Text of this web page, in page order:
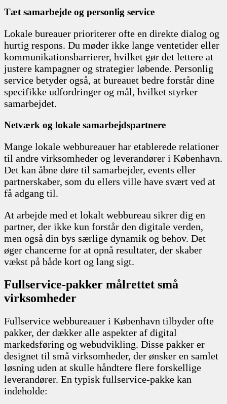
Tæt samarbejde og personlig service
Lokale bureauer prioriterer ofte en direkte dialog og
hurtig respons. Du møder ikke lange ventetider eller
kommunikationsbarrierer, hvilket gør det lettere at
justere kampagner og strategier løbende. Personlig
service betyder også, at bureauet bedre forstår dine
specifikke udfordringer og mål, hvilket styrker
samarbejdet.
Netværk og lokale samarbejdspartnere
Mange lokale webbureauer har etablerede relationer
til andre virksomheder og leverandører i København.
Det kan åbne døre til samarbejder, events eller
partnerskaber, som du ellers ville have svært ved at
få adgang til.
At arbejde med et lokalt webbureau sikrer dig en
partner, der ikke kun forstår den digitale verden,
men også din bys særlige dynamik og behov. Det
øger chancerne for at opnå resultater, der skaber
vækst på både kort og lang sigt.
Fullservice-pakker målrettet små
virksomheder
Fullservice webbureauer i København tilbyder ofte
pakker, der dækker alle aspekter af digital
markedsføring og webudvikling. Disse pakker er
designet til små virksomheder, der ønsker en samlet
løsning uden at skulle håndtere flere forskellige
leverandører. En typisk fullservice-pakke kan
indeholde: